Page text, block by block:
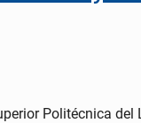
Politécnica